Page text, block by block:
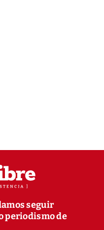
seguir
periodismo de